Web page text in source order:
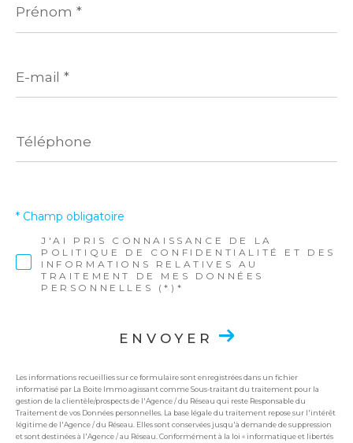
*
mail
*
J'AI PRIS CONNAISSANCE DE LA
POLITIQUE DE CONFIDENTIALITÉ ET DES
INFORMATIONS RELATIVES AU
TRAITEMENT DE MES DONNÉES
PERSONNELLES (*)*
* Champ obligatoire
ENVOYER
Les informations recueillies sur ce formulaire sont enregistrées dans un fichier
informatisé par La Boite Immo agissant comme Sous-traitant du traitement pour la
gestion de la clientèle/prospects de l'Agence / du Réseau qui reste Responsable du
Traitement de vos Données personnelles. La base légale du traitement repose sur l'intérêt
légitime de l'Agence / du Réseau. Elles sont conservées jusqu'à demande de suppression
et sont destinées à l'Agence / au Réseau. Conformément à la loi « informatique et libertés